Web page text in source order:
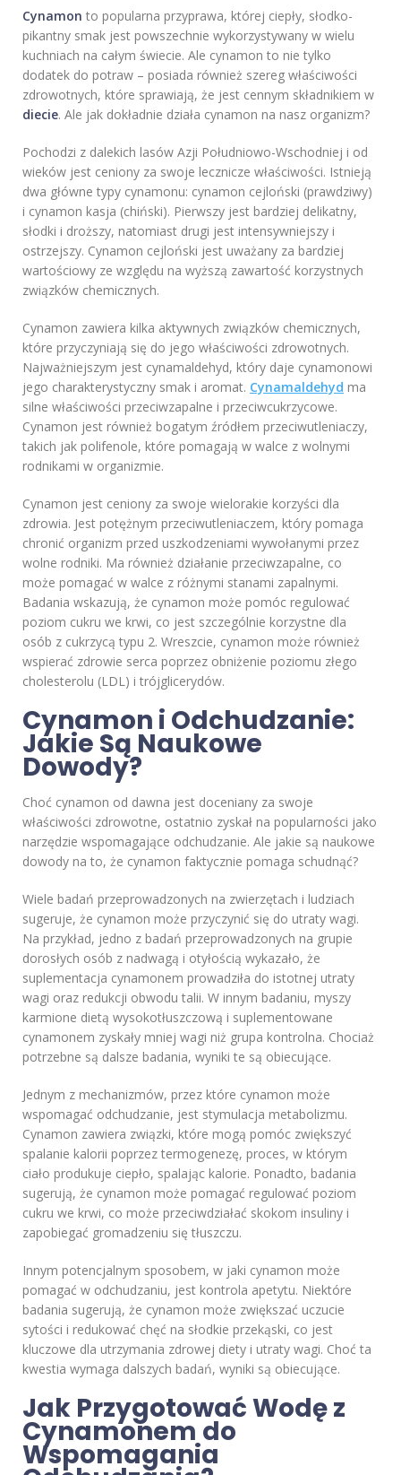
Cynamon to popularna przyprawa, której ciepły, słodko-
pikantny smak jest powszechnie wykorzystywany w wielu
kuchniach na całym świecie. Ale cynamon to nie tylko
dodatek do potraw – posiada również szereg właściwości
zdrowotnych, które sprawiają, że jest cennym składnikiem w
diecie. Ale jak dokładnie działa cynamon na nasz organizm?
Pochodzi z dalekich lasów Azji Południowo-Wschodniej i od
wieków jest ceniony za swoje lecznicze właściwości. Istnieją
dwa główne typy cynamonu: cynamon cejloński (prawdziwy)
i cynamon kasja (chiński). Pierwszy jest bardziej delikatny,
słodki i droższy, natomiast drugi jest intensywniejszy i
ostrzejszy. Cynamon cejloński jest uważany za bardziej
wartościowy ze względu na wyższą zawartość korzystnych
związków chemicznych.
Cynamon zawiera kilka aktywnych związków chemicznych,
które przyczyniają się do jego właściwości zdrowotnych.
Najważniejszym jest cynamaldehyd, który daje cynamonowi
jego charakterystyczny smak i aromat. Cynamaldehyd ma
silne właściwości przeciwzapalne i przeciwcukrzycowe.
Cynamon jest również bogatym źródłem przeciwutleniaczy,
takich jak polifenole, które pomagają w walce z wolnymi
rodnikami w organizmie.
Cynamon jest ceniony za swoje wielorakie korzyści dla
zdrowia. Jest potężnym przeciwutleniaczem, który pomaga
chronić organizm przed uszkodzeniami wywołanymi przez
wolne rodniki. Ma również działanie przeciwzapalne, co
może pomagać w walce z różnymi stanami zapalnymi.
Badania wskazują, że cynamon może pomóc regulować
poziom cukru we krwi, co jest szczególnie korzystne dla
osób z cukrzycą typu 2. Wreszcie, cynamon może również
wspierać zdrowie serca poprzez obniżenie poziomu złego
cholesterolu (LDL) i trójglicerydów.
Cynamon i Odchudzanie:
Jakie Są Naukowe
Dowody?
Choć cynamon od dawna jest doceniany za swoje
właściwości zdrowotne, ostatnio zyskał na popularności jako
narzędzie wspomagające odchudzanie. Ale jakie są naukowe
dowody na to, że cynamon faktycznie pomaga schudnąć?
Wiele badań przeprowadzonych na zwierzętach i ludziach
sugeruje, że cynamon może przyczynić się do utraty wagi.
Na przykład, jedno z badań przeprowadzonych na grupie
dorosłych osób z nadwagą i otyłością wykazało, że
suplementacja cynamonem prowadziła do istotnej utraty
wagi oraz redukcji obwodu talii. W innym badaniu, myszy
karmione dietą wysokotłuszczową i suplementowane
cynamonem zyskały mniej wagi niż grupa kontrolna. Chociaż
potrzebne są dalsze badania, wyniki te są obiecujące.
Jednym z mechanizmów, przez które cynamon może
wspomagać odchudzanie, jest stymulacja metabolizmu.
Cynamon zawiera związki, które mogą pomóc zwiększyć
spalanie kalorii poprzez termogenezę, proces, w którym
ciało produkuje ciepło, spalając kalorie. Ponadto, badania
sugerują, że cynamon może pomagać regulować poziom
cukru we krwi, co może przeciwdziałać skokom insuliny i
zapobiegać gromadzeniu się tłuszczu.
Innym potencjalnym sposobem, w jaki cynamon może
pomagać w odchudzaniu, jest kontrola apetytu. Niektóre
badania sugerują, że cynamon może zwiększać uczucie
sytości i redukować chęć na słodkie przekąski, co jest
kluczowe dla utrzymania zdrowej diety i utraty wagi. Choć ta
kwestia wymaga dalszych badań, wyniki są obiecujące.
Jak Przygotować Wodę z
Cynamonem do
Wspomagania